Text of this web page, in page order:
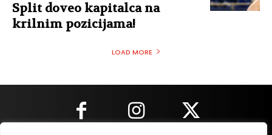
Split doveo kapitalca na
krilnim pozicijama!
LOAD MORE